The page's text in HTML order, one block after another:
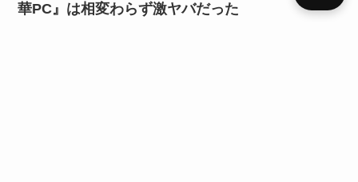
華PC』は相変わらず激ヤバだった